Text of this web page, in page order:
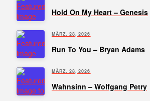
Hold On My Heart – Genesis
MÄRZ. 28, 2026
Run To You – Bryan Adams
MÄRZ. 28, 2026
Wahnsinn – Wolfgang Petry